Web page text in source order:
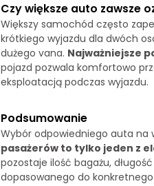
Czy większe auto zawsze
Większy samochód często
krótkiego wyjazdu dla dwóch
dużego vana. Najważniejsze
pojazd pozwala komfortowo
eksploatacją podczas wyjazdu.
Podsumowanie
Wybór odpowiedniego auta na
pasażerów to tylko jeden z
pozostaje ilość bagażu,
dopasowanego do